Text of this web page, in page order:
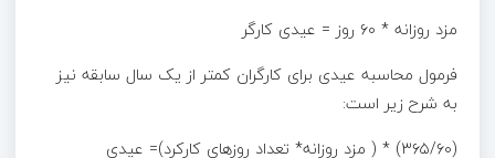
مزد روزانه * ۶۰ روز = عیدی کارگر
فرمول محاسبه عیدی برای کارگران کمتر از یک سال سابقه نیز
به شرح زیر است:
(۳۶۵/۶۰) * ( مزد روزانه* تعداد روزهای کارکرد)= عیدی